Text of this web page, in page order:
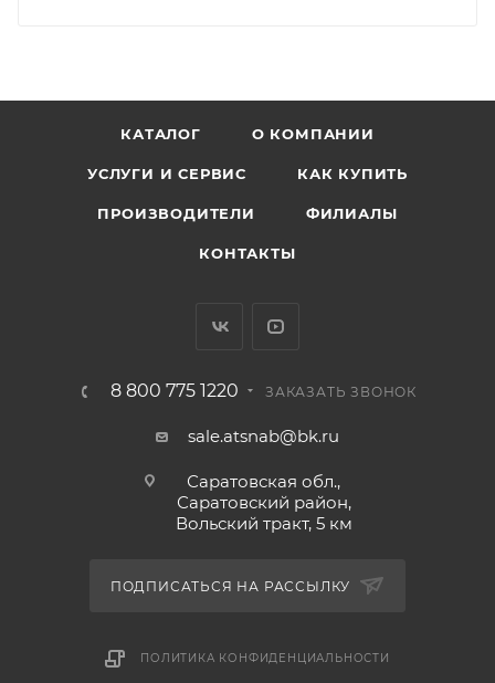
КАТАЛОГ О КОМПАНИИ
УСЛУГИ И СЕРВИС КАК КУПИТЬ
ПРОИЗВОДИТЕЛИ ФИЛИАЛЫ
КОНТАКТЫ
8 800 775 1220 ЗАКАЗАТЬ ЗВОНОК
sale.atsnab@bk.ru
Саратовская обл.,
Саратовский район,
Вольский тракт, 5 км
ПОДПИСАТЬСЯ НА РАССЫЛКУ
ПОЛИТИКА КОНФИДЕНЦИАЛЬНОСТИ